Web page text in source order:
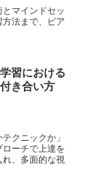
マインドセッ
法まで、ピア
習における
き合い方
クニックか」
ーチで上達を
れ、多面的な視